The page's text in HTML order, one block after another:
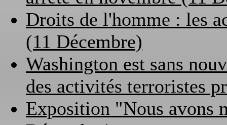
Droits de l'homme : les
(11 Décembre)
Washington est sans
des activités terroristes
Exposition "Nous avons